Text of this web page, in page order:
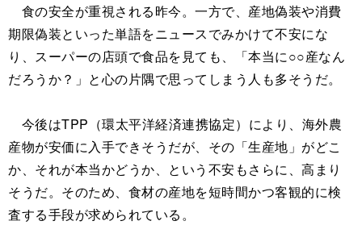
食の安全が重視される昨今。一方で、産地偽装や消費
期限偽装といった単語をニュースでみかけて不安にな
り、スーパーの店頭で食品を見ても、「本当に○○産なん
だろうか？」と心の片隅で思ってしまう人も多そうだ。
今後はTPP（環太平洋経済連携協定）により、海外農
産物が安価に入手できそうだが、その「生産地」がどこ
か、それが本当かどうか、という不安もさらに、高まり
そうだ。そのため、食材の産地を短時間かつ客観的に検
査する手段が求められている。